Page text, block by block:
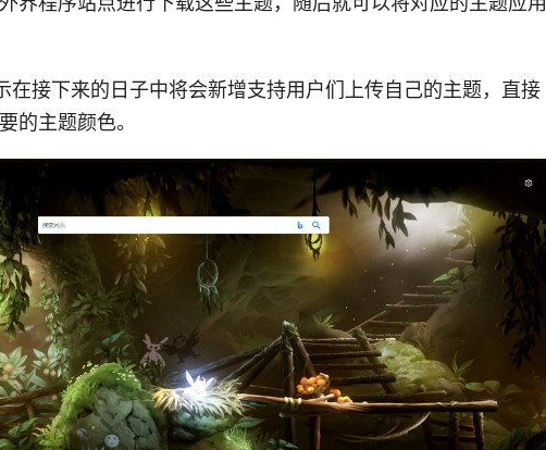
在接下来的日子中将会新增支持用户们上传自己的主题，直接
的主题颜色。